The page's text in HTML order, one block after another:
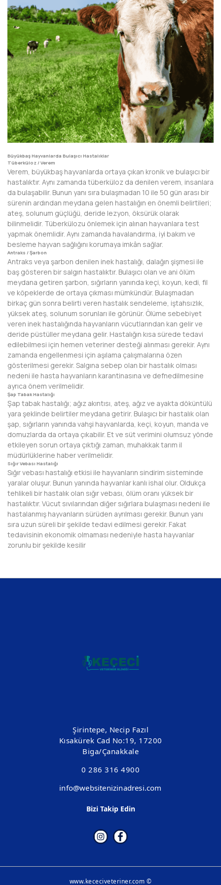
Büyükbaş Hayvanlarda Bulaşıcı Hastalıklar
Tüberküloz / Verem
Verem, büyükbaş hayvanlarda ortaya çıkan kronik ve bulaşıcı bir
hastalıktır. Aynı zamanda tüberküloz da denilen verem, insanlara
da bulaşabilir. Bunun yanı sıra bulaşmadan 10 ile 50 gün arası bir
sürenin ardından meydana gelen hastalığın en önemli belirtileri;
ateş, solunum güçlüğü, deride lezyon, öksürük olarak
bilinmelidir. Tüberkülozu önlemek için alınan hayvanlara test
yapmak önemlidir. Aynı zamanda havalandırma, iyi bakım ve
besleme hayvan sağlığını korumaya imkân sağlar.
Antraks / Şarbon
Antraks veya şarbon denilen inek hastalığı, dalağın şişmesi ile
baş gösteren bir salgın hastalıktır. Bulaşıcı olan ve ani ölüm
meydana getiren şarbon, sığırların yanında keçi, koyun, kedi, fil
ve köpeklerde de ortaya çıkması mümkündür. Bulaşmadan
birkaç gün sonra belirti veren hastalık sendeleme, iştahsızlık,
yüksek ateş, solunum sorunları ile görünür. Ölüme sebebiyet
veren inek hastalığında hayvanların vücutlarından kan gelir ve
deride püstüller meydana gelir. Hastalığın kısa sürede tedavi
edilebilmesi için hemen veteriner desteği alınması gerekir. Aynı
zamanda engellenmesi için aşılama çalışmalarına özen
gösterilmesi gerekir. Salgına sebep olan bir hastalık olması
nedeni ile hasta hayvanların karantinasına ve defnedilmesine
ayrıca önem verilmelidir.
Şap Tabak Hastalığı
Şap tabak hastalığı; ağız akıntısı, ateş, ağız ve ayakta döküntülü
yara şeklinde belirtiler meydana getirir. Bulaşıcı bir hastalık olan
şap, sığırların yanında vahşi hayvanlarda, keçi, koyun, manda ve
domuzlarda da ortaya çıkabilir. Et ve süt verimini olumsuz yönde
etkileyen sorun ortaya çıktığı zaman, muhakkak tarım il
müdürlüklerine haber verilmelidir.
Sığır Vebası Hastalığı
Sığır vebası hastalığı etkisi ile hayvanların sindirim sisteminde
yaralar oluşur. Bunun yanında hayvanlar kanlı ishal olur. Oldukça
tehlikeli bir hastalık olan sığır vebası, ölüm oranı yüksek bir
hastalıktır. Vücut sıvılarından diğer sığırlara bulaşması nedeni ile
hastalanmış hayvanların sürüden ayrılması gerekir. Bunun yanı
sıra uzun süreli bir şekilde tedavi edilmesi gerekir. Fakat
tedavisinin ekonomik olmaması nedeniyle hasta hayvanlar
zorunlu bir şekilde kesilir
Şirintepe, Necip Fazıl
Kısakürek Cad No:19, 17200
Biga/Çanakkale
0 286 316 4900
info@websitenizinadresi.com
Bizi Takip Edin
www.kececiveteriner.com ©